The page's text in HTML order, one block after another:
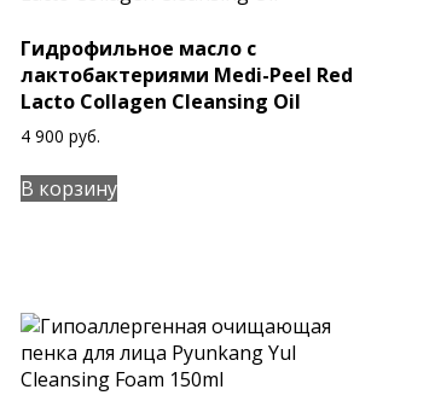
Гидрофильное масло с
лактобактериями Medi-Peel Red
Lacto Collagen Cleansing Oil
4 900 руб.
В корзину